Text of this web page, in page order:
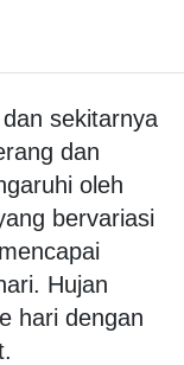
sekitarnya
dan
oleh
bervariasi
Hujan
hari dengan